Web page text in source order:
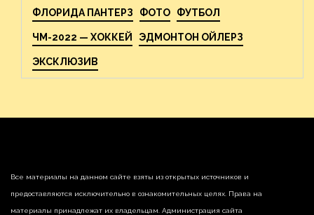
ФЛОРИДА ПАНТЕРЗ ФОТО ФУТБОЛ
ЧМ-2022 — ХОККЕЙ ЭДМОНТОН ОЙЛЕРЗ
ЭКСКЛЮЗИВ
Все материалы на данном сайте взяты из открытых источников и
предоставляются исключительно в ознакомительных целях. Права на
материалы принадлежат их владельцам. Администрация сайта